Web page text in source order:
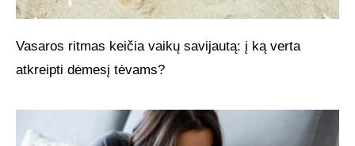
Vasaros ritmas keičia vaikų savijautą: į ką verta
atkreipti dėmesį tėvams?